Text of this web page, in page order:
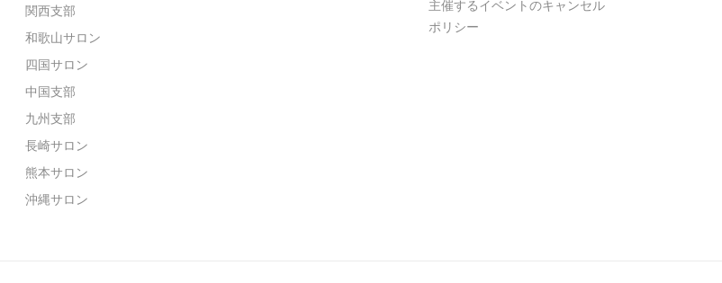
関西支部
和歌山サロン
四国サロン
中国支部
九州支部
長崎サロン
熊本サロン
沖縄サロン
主催するイベントのキャンセル
ポリシー